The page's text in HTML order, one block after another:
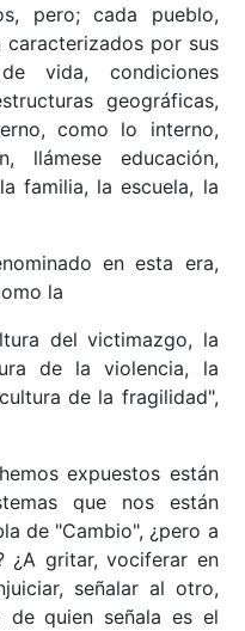
pero; cada pueblo,
caracterizados por sus
vida, condiciones
geográficas,
como lo interno,
llámese educación,
familia, la escuela, la
en esta era,
la
del victimazgo, la
de la violencia, la
de la fragilidad",
expuestos están
que nos están
de "Cambio", ¿pero a
¿A gritar, vociferar en
señalar al otro,
quien señala es el